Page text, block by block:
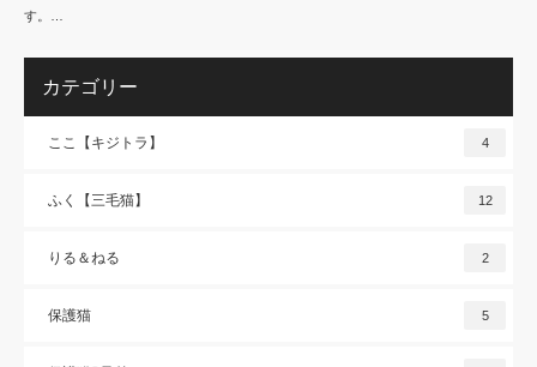
す。…
カテゴリー
ここ【キジトラ】 4
ふく【三毛猫】 12
りる＆ねる 2
保護猫 5